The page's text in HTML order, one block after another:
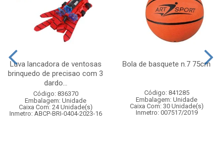
Luva lancadora de ventosas
brinquedo de precisao com 3
dardo...
Código: 836370
Embalagem: Unidade
Caixa Com: 24 Unidade(s)
Inmetro: ABCP-BRI-0404-2023-16
Bola de basquete n.7 75cm
Código: 841285
Embalagem: Unidade
Caixa Com: 30 Unidade(s)
Inmetro: 007517/2019